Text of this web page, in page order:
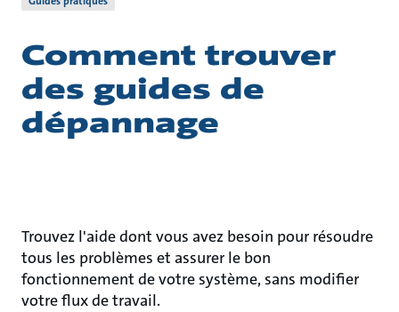
Comment trouver
des guides de
dépannage
Trouvez l'aide dont vous avez besoin pour résoudre
tous les problèmes et assurer le bon
fonctionnement de votre système, sans modifier
votre flux de travail.